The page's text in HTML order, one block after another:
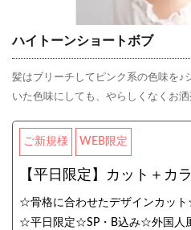
ハイトーンショートボブ
髪はブリーチしてピンク系の色味を♪
いた色味にしても、やらしくなくお
ご新規様 WEB限定
【平日限定】カット＋
☆骨格に合わせたデザインカッ
☆平日限定☆SP・B込み☆外国人